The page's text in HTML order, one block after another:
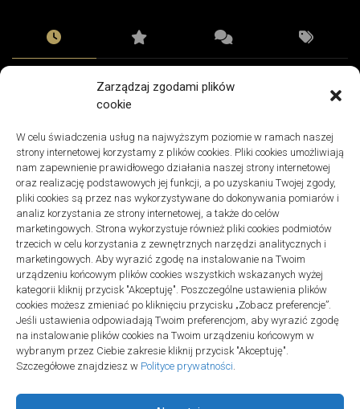
Zarządzaj zgodami plików
cookie
W celu świadczenia usług na najwyższym poziomie w ramach naszej
strony internetowej korzystamy z plików cookies. Pliki cookies umożliwiają
nam zapewnienie prawidłowego działania naszej strony internetowej
oraz realizację podstawowych jej funkcji, a po uzyskaniu Twojej zgody,
pliki cookies są przez nas wykorzystywane do dokonywania pomiarów i
analiz korzystania ze strony internetowej, a także do celów
marketingowych. Strona wykorzystuje również pliki cookies podmiotów
trzecich w celu korzystania z zewnętrznych narzędzi analitycznych i
marketingowych. Aby wyrazić zgodę na instalowanie na Twoim
urządzeniu końcowym plików cookies wszystkich wskazanych wyżej
kategorii kliknij przycisk "Akceptuję". Poszczególne ustawienia plików
cookies możesz zmieniać po kliknięciu przycisku „Zobacz preferencje”.
Jeśli ustawienia odpowiadają Twoim preferencjom, aby wyrazić zgodę
na instalowanie plików cookies na Twoim urządzeniu końcowym w
wybranym przez Ciebie zakresie kliknij przycisk "Akceptuję".
Szczegółowe znajdziesz w Polityce prywatności.
TECHNOLOGIE
Odbiór telefonu po naprawie: lista kontrolna
BIZNES, FINANSE
Co wysłać dziennikarzowi poza informacją prasową
06/07/2026
ZDROWIE, MEDYCYNA
Lekarz online wieczorem lub w weekend: zakres
23/06/2026
BIZNES, FINANSE
KSeF: podział obowiązków przedsiębiorca–biuro
21/06/2026
BUDOWNICTWO, PRZEMYSŁ
Deska podłogowa do salonu: jak porównać ją z
parkietem i panelami
10/06/2026